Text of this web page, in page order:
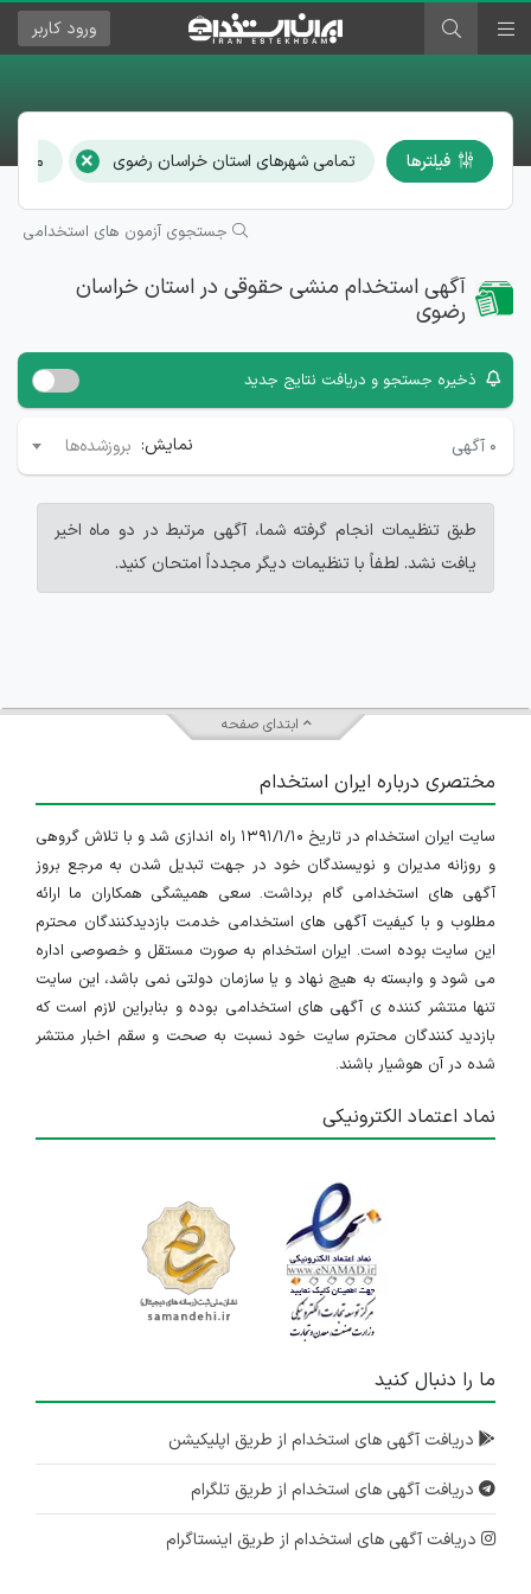
ورود کاربر
فیلترها تمامی شهرهای استان خراسان رضوی × منشی
جستجوی آزمون های استخدامی
آگهی استخدام منشی حقوقی در استان خراسان
رضوی
ذخیره جستجو و دریافت نتایج جدید
۰ آگهی نمایش: بروزشده‌ها
طبق تنظیمات انجام گرفته شما، آگهی مرتبط در دو ماه اخیر
یافت نشد. لطفاً با تنظیمات دیگر مجدداً امتحان کنید.
ابتدای صفحه
مختصری درباره ایران استخدام
سایت ایران استخدام در تاریخ ۱۳۹۱/۱/۱۰ راه اندازی شد و با تلاش گروهی
و روزانه مدیران و نویسندگان خود در جهت تبدیل شدن به مرجع بروز
آگهی های استخدامی گام برداشت. سعی همیشگی همکاران ما ارائه
مطلوب و با کیفیت آگهی های استخدامی خدمت بازدیدکنندگان محترم
این سایت بوده است. ایران استخدام به صورت مستقل و خصوصی اداره
می شود و وابسته به هیچ نهاد و یا سازمان دولتی نمی باشد، این سایت
تنها منتشر کننده ی آگهی های استخدامی بوده و بنابراین لازم است که
بازدید کنندگان محترم سایت خود نسبت به صحت و سقم اخبار منتشر
شده در آن هوشیار باشند.
نماد اعتماد الکترونیکی
ما را دنبال کنید
دریافت آگهی های استخدام از طریق اپلیکیشن
دریافت آگهی های استخدام از طریق تلگرام
دریافت آگهی های استخدام از طریق اینستاگرام